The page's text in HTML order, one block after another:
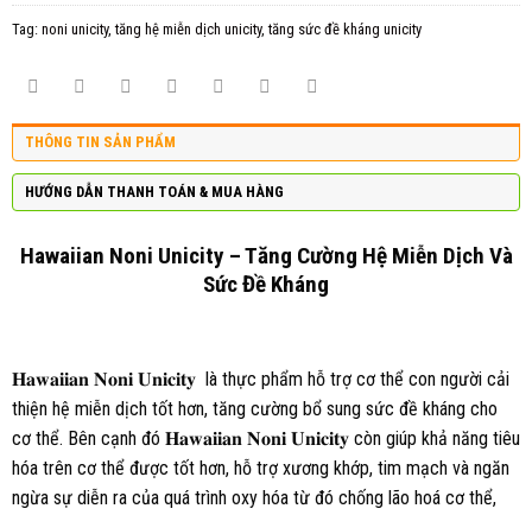
Tag: noni unicity,tăng hệ miễn dịch unicity,tăng sức đề kháng unicity
THÔNG TIN SẢN PHẨM
HƯỚNG DẪN THANH TOÁN & MUA HÀNG
Hawaiian Noni Unicity – Tăng Cường Hệ Miễn Dịch Và
Sức Đề Kháng
𝐇𝐚𝐰𝐚𝐢𝐢𝐚𝐧 𝐍𝐨𝐧𝐢 𝐔𝐧𝐢𝐜𝐢𝐭𝐲 là thực phẩm hỗ trợ cơ thể con người cải
thiện hệ miễn dịch tốt hơn, tăng cường bổ sung sức đề kháng cho
cơ thể. Bên cạnh đó 𝐇𝐚𝐰𝐚𝐢𝐢𝐚𝐧 𝐍𝐨𝐧𝐢 𝐔𝐧𝐢𝐜𝐢𝐭𝐲 còn giúp khả năng tiêu
hóa trên cơ thể được tốt hơn, hỗ trợ xương khớp, tim mạch và ngăn
ngừa sự diễn ra của quá trình oxy hóa từ đó chống lão hoá cơ thể,